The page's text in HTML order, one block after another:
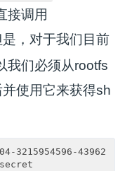
接调用
是，对于我们目前
我们必须从rootfs
使用它来获得sh
3215954596-43962